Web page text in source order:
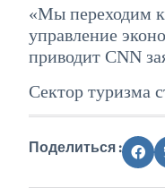
«Мы переходим к
управление
приводит CNN
Сектор туризма
Поделиться :